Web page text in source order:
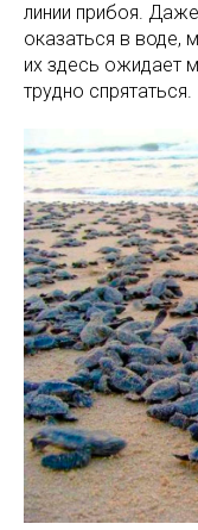
линии прибоя.
оказаться в воде,
их здесь ожидает
трудно спрятаться.